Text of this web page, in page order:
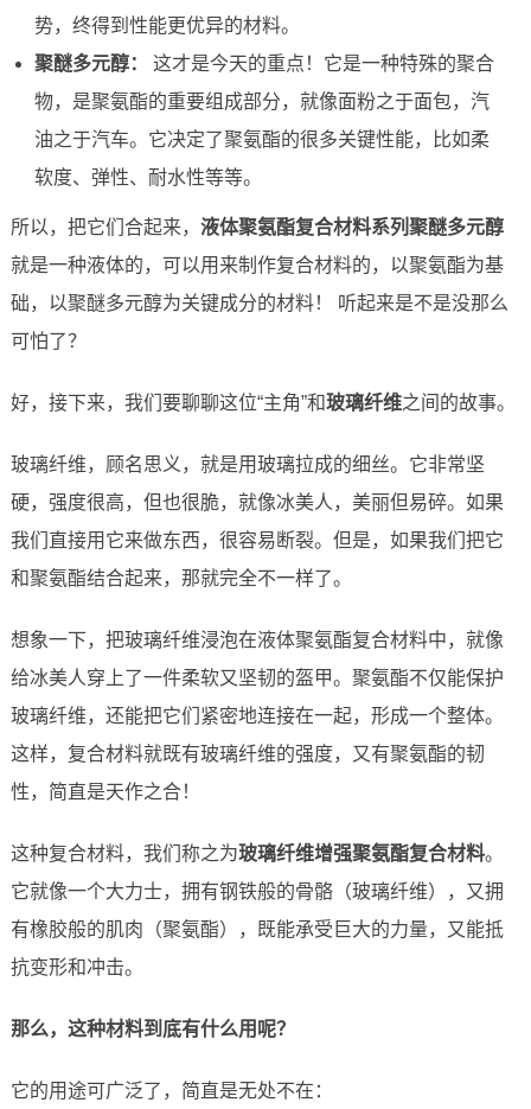
势，终得到性能更优异的材料。
聚醚多元醇：
这才是今天的重点！它是一种特殊的聚合
物，是聚氨酯的重要组成部分，就像面粉之于面包，汽
油之于汽车。它决定了聚氨酯的很多关键性能，比如柔
软度、弹性、耐水性等等。
所以，把它们合起来， 液体聚氨酯复合材料系列聚醚多元醇
就是一种液体的，可以用来制作复合材料的，以聚氨酯为基
础，以聚醚多元醇为关键成分的材料！ 听起来是不是没那么
可怕了？
好，接下来，我们要聊聊这位“主角”和玻璃纤维之间的故事。
玻璃纤维，顾名思义，就是用玻璃拉成的细丝。它非常坚
硬，强度很高，但也很脆，就像冰美人，美丽但易碎。如果
我们直接用它来做东西，很容易断裂。但是，如果我们把它
和聚氨酯结合起来，那就完全不一样了。
想象一下，把玻璃纤维浸泡在液体聚氨酯复合材料中，就像
给冰美人穿上了一件柔软又坚韧的盔甲。聚氨酯不仅能保护
玻璃纤维，还能把它们紧密地连接在一起，形成一个整体。
这样，复合材料就既有玻璃纤维的强度，又有聚氨酯的韧
性，简直是天作之合！
这种复合材料，我们称之为玻璃纤维增强聚氨酯复合材料。
它就像一个大力士，拥有钢铁般的骨骼（玻璃纤维），又拥
有橡胶般的肌肉（聚氨酯），既能承受巨大的力量，又能抵
抗变形和冲击。
那么，这种材料到底有什么用呢？
它的用途可广泛了，简直是无处不在：